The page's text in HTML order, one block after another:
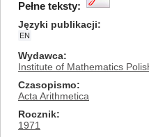
Pełne teksty:
Języki publikacji
EN
Wydawca
Institute of Mathematics
Czasopismo
Acta Arithmetica
Rocznik
1971